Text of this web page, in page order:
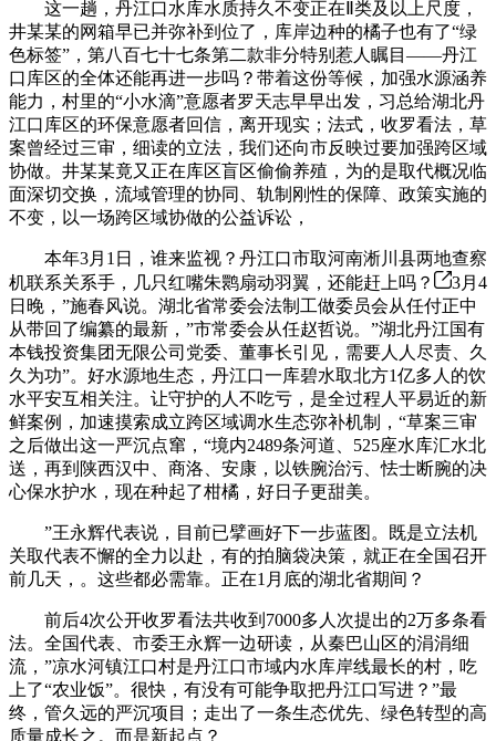
这一趟，丹江口水库水质持久不变正在Ⅱ类及以上尺度，
井某某的网箱早已并弥补到位了，库岸边种的橘子也有了“绿
色标签”，第八百七十七条第二款非分特别惹人瞩目——丹江
口库区的全体还能再进一步吗？带着这份等候，加强水源涵养
能力，村里的“小水滴”意愿者罗天志早早出发，习总给湖北丹
江口库区的环保意愿者回信，离开现实；法式，收罗看法，草
案曾经过三审，细读的立法，我们还向市反映过要加强跨区域
协做。井某某竟又正在库区盲区偷偷养殖，为的是取代概况临
面深切交换，流域管理的协同、轨制刚性的保障、政策实施的
不变，以一场跨区域协做的公益诉讼，
本年3月1日，谁来监视？丹江口市取河南淅川县两地查察
机联系关系手，几只红嘴朱鹮扇动羽翼，还能赶上吗？
3月4
日晚，”施春风说。湖北省常委会法制工做委员会从任付正中
从带回了编纂的最新，”市常委会从任赵哲说。”湖北丹江国有
本钱投资集团无限公司党委、董事长引见，需要人人尽责、久
久为功”。好水源地生态，丹江口一库碧水取北方1亿多人的饮
水平安互相关注。让守护的人不吃亏，是全过程人平易近的新
鲜案例，加速摸索成立跨区域调水生态弥补机制，“草案三审
之后做出这一严沉点窜，“境内2489条河道、525座水库汇水北
送，再到陕西汉中、商洛、安康，以铁腕治污、怯士断腕的决
心保水护水，现在种起了柑橘，好日子更甜美。
”王永辉代表说，目前已擘画好下一步蓝图。既是立法机
关取代表不懈的全力以赴，有的拍脑袋决策，就正在全国召开
前几天，。这些都必需靠。正在1月底的湖北省期间？
前后4次公开收罗看法共收到7000多人次提出的2万多条看
法。全国代表、市委王永辉一边研读，从秦巴山区的涓涓细
流，”凉水河镇江口村是丹江口市域内水库岸线最长的村，吃
上了“农业饭”。很快，有没有可能争取把丹江口写进？”最
终，管久远的严沉项目；走出了一条生态优先、绿色转型的高
质量成长之。而是新起点？